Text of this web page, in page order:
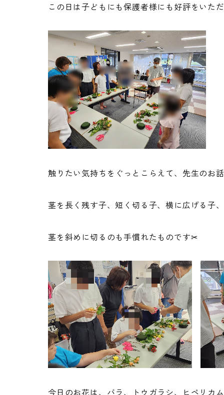
この日は子どもにも保護者様にも好評をいた
触りたい気持ちをぐっとこらえて、先生のお
茎を長く残す子、短く切る子、横に広げる子
茎を斜めに切るのも手慣れたものです✂
今日のお花は、バラ、トウガラシ、ヒペリカ